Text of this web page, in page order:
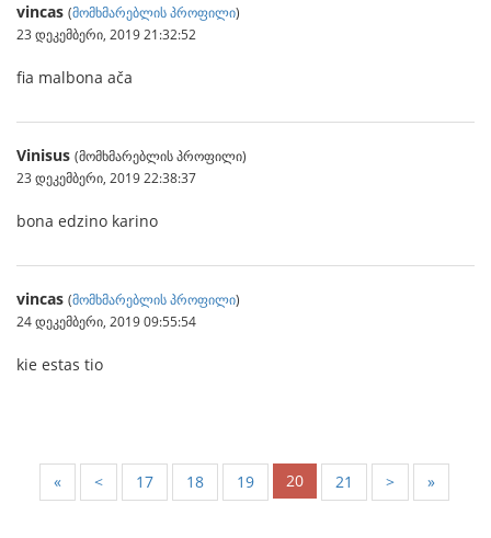
vincas (მომხმარებლის პროფილი)
23 დეკემბერი, 2019 21:32:52
fia malbona ača
Vinisus (მომხმარებლის პროფილი)
23 დეკემბერი, 2019 22:38:37
bona edzino karino
vincas (მომხმარებლის პროფილი)
24 დეკემბერი, 2019 09:55:54
kie estas tio
« < 17 18 19 20 21 > »